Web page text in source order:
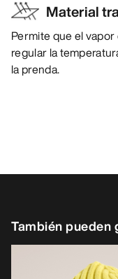
Material
Permite que el
regular la
la prenda.
También pueden